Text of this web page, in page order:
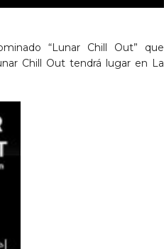
“Lunar Chill Out” que
Chill Out tendrá lugar en La